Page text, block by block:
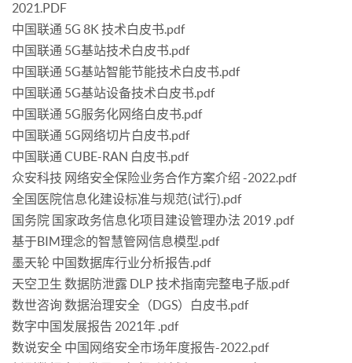
2021.PDF
中国联通 5G 8K 技术白皮书.pdf
中国联通 5G基站技术白皮书.pdf
中国联通 5G基站智能节能技术白皮书.pdf
中国联通 5G基站设备技术白皮书.pdf
中国联通 5G服务化网络白皮书.pdf
中国联通 5G网络切片白皮书.pdf
中国联通 CUBE-RAN 白皮书.pdf
众安科技 网络安全保险业务合作方案介绍 -2022.pdf
全国医院信息化建设标准与规范(试行).pdf
国务院 国家政务信息化项目建设管理办法 2019 .pdf
基于BIM理念的智慧管网信息模型.pdf
墨天轮 中国数据库行业分析报告.pdf
天空卫生 数据防泄露 DLP 技术指南完整电子版.pdf
数世咨询 数据治理安全（DGS）白皮书.pdf
数字中国发展报告 2021年 .pdf
数说安全 中国网络安全市场年度报告-2022.pdf